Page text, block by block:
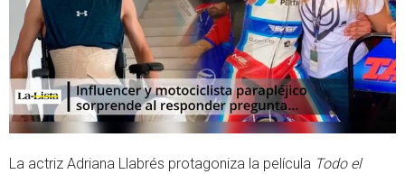
La actriz Adriana Llabrés protagoniza la película Todo el